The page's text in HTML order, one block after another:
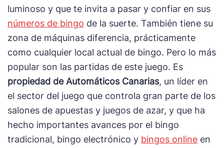
luminoso y que te invita a pasar y confiar en sus
números de bingo de la suerte. También tiene su
zona de máquinas diferencia, prácticamente
como cualquier local actual de bingo. Pero lo más
popular son las partidas de este juego. Es
propiedad de Automáticos Canarias, un líder en
el sector del juego que controla gran parte de los
salones de apuestas y juegos de azar, y que ha
hecho importantes avances por el bingo
tradicional, bingo electrónico y bingos online en